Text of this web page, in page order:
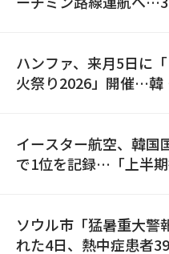
ハンファ、来月5日に
火祭り2026」開催…韓
イースター航空、韓国
で1位を記録…「上半期
ソウル市「猛暑重大警
れた4日、熱中症患者